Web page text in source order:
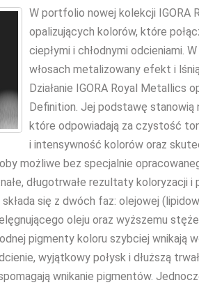
W portfolio nowej kolekcji IGORA
opalizujących kolorów, które
ciepłymi i chłodnymi odcieniami.
włosach metalizowany efekt i
Działanie IGORA Royal Metallics
Definition. Jej podstawę stanowią
które odpowiadają za czystość
i intensywność kolorów oraz
możliwe bez specjalnie
długotrwałe rezultaty koloryzacji i
się z dwóch faz: olejowej
oleju oraz wyższemu
pigmenty koloru szybciej wnikają
wyjątkowy połysk i dłuższą
wnikanie pigmentów.